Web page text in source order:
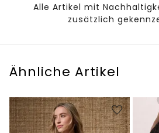
Alle Artikel mit
zusätzlich
Ähnliche Artikel